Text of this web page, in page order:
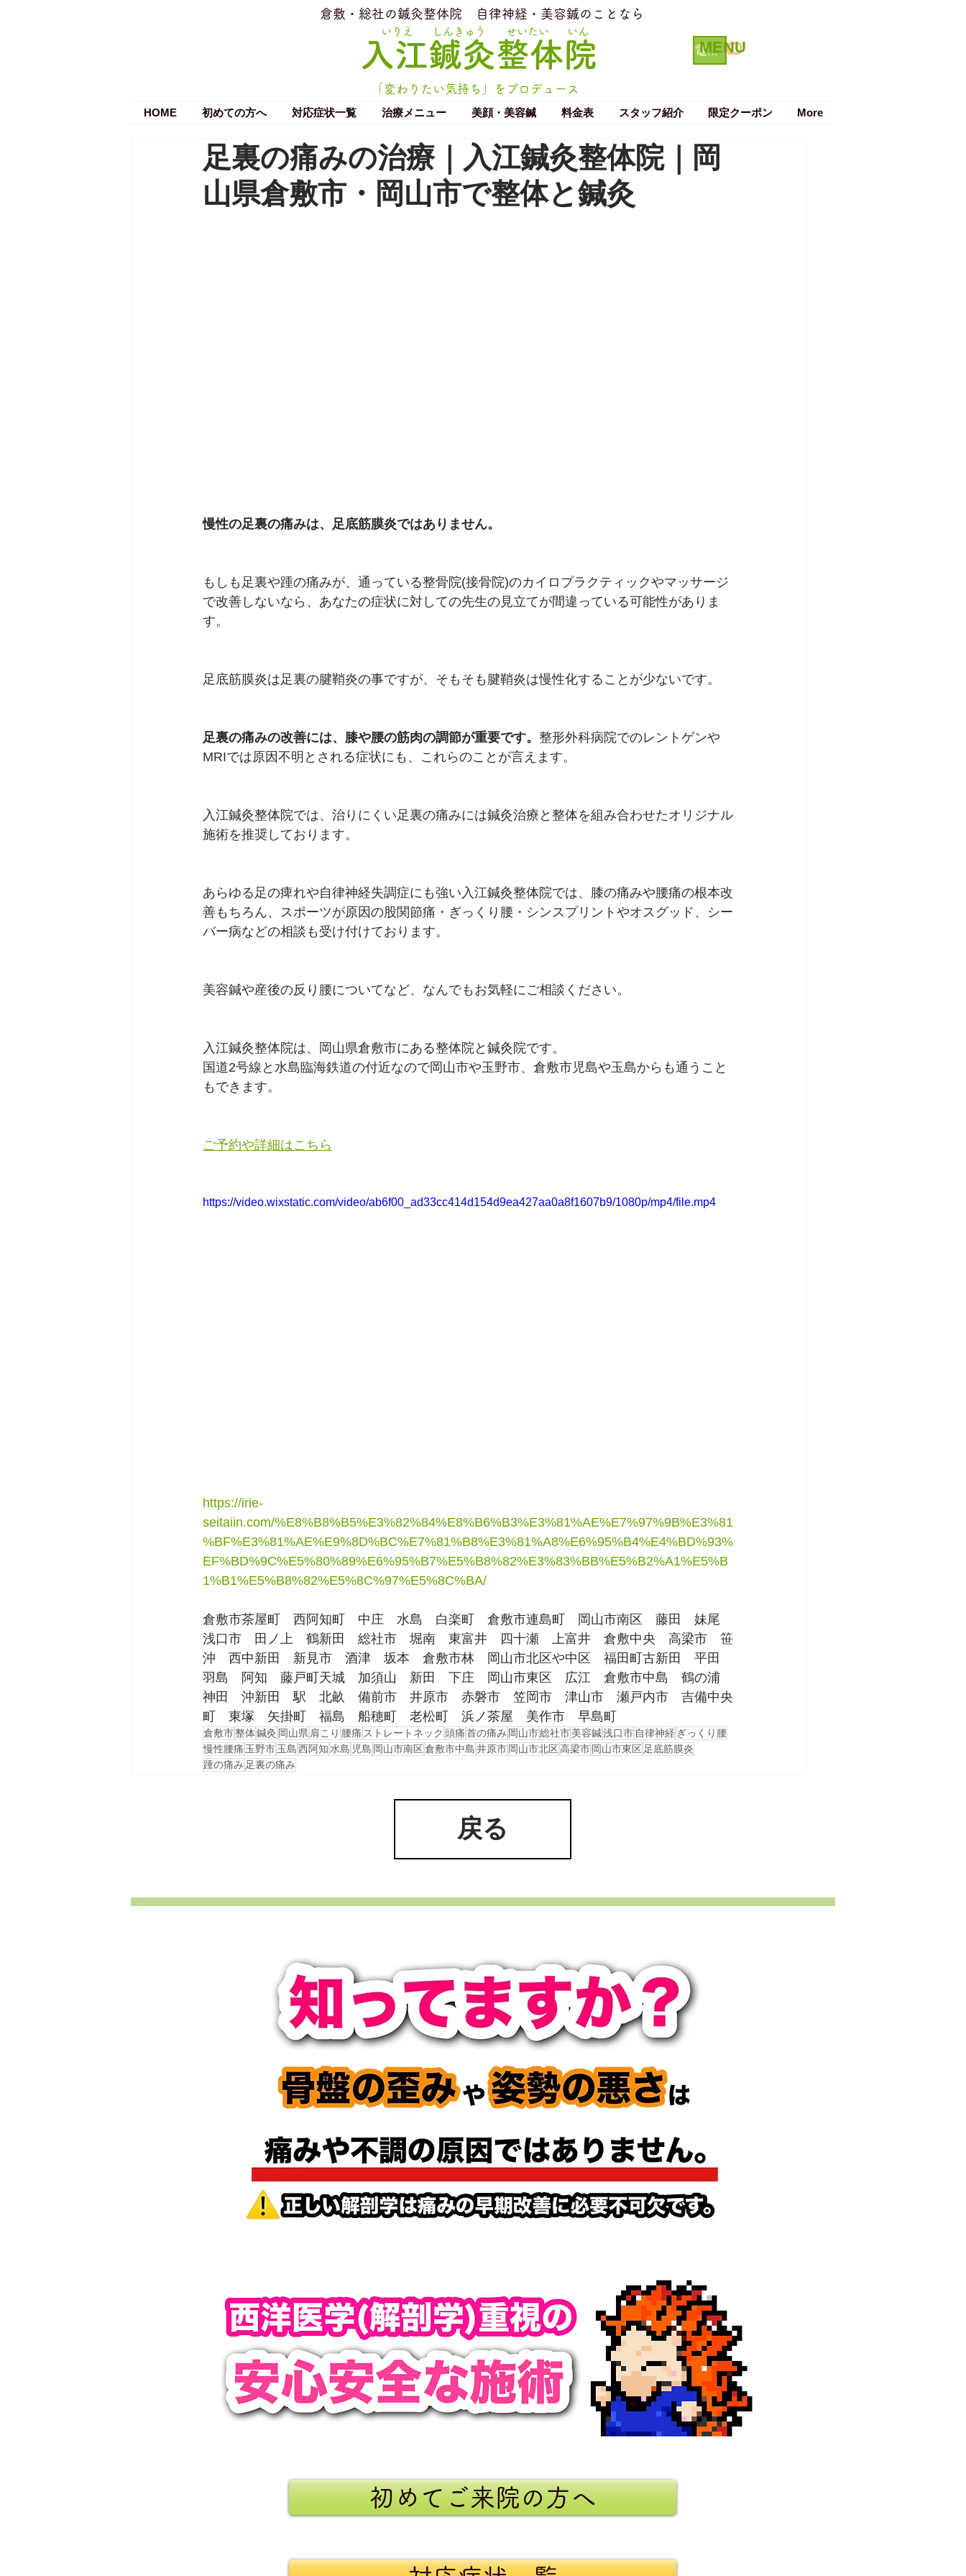
いりえ
​倉敷・総社の鍼灸整体院 ​自律神経・美容鍼のことなら
​入江鍼灸整体院
せいたい
しんきゅう いん
電話で予約する クーポン
MENU
「変わりたい気持ち」をプロデュース
HOME
初めての方へ 対応症状一覧 治療メニュー 美顔・美容鍼 料金表 スタッフ紹介 限定クーポン More
足裏の痛みの治療｜入江鍼灸整体院｜岡
山県倉敷市・岡山市で整体と鍼灸
慢性の足裏の痛みは、足底筋膜炎ではありません。
もしも足裏や踵の痛みが、通っている整骨院(接骨院)のカイロプラクティックやマッサージ
で改善しないなら、あなたの症状に対しての先生の見立てが間違っている可能性がありま
す。
足底筋膜炎は足裏の腱鞘炎の事ですが、そもそも腱鞘炎は慢性化することが少ないです。
足裏の痛みの改善には、膝や腰の筋肉の調節が重要です。 整形外科病院でのレントゲンや
MRIでは原因不明とされる症状にも、これらのことが言えます。
入江鍼灸整体院では、治りにくい足裏の痛みには鍼灸治療と整体を組み合わせたオリジナル
施術を推奨しております。
あらゆる足の痺れや自律神経失調症にも強い入江鍼灸整体院では、膝の痛みや腰痛の根本改
善もちろん、スポーツが原因の股関節痛・ぎっくり腰・シンスプリントやオスグッド、シー
バー病などの相談も受け付けております。
美容鍼や産後の反り腰についてなど、なんでもお気軽にご相談ください。
入江鍼灸整体院は、岡山県倉敷市にある整体院と鍼灸院です。
国道2号線と水島臨海鉄道の付近なので岡山市や玉野市、倉敷市児島や玉島からも通うこと
もできます。
ご予約や詳細はこちら
https://video.wixstatic.com/video/ab6f00_ad33cc414d154d9ea427aa0a8f1607b9/1080p/mp4/file.mp4
https://irie-
seitaiin.com/%E8%B8%B5%E3%82%84%E8%B6%B3%E3%81%AE%E7%97%9B%E3%81
%BF%E3%81%AE%E9%8D%BC%E7%81%B8%E3%81%A8%E6%95%B4%E4%BD%93%
EF%BD%9C%E5%80%89%E6%95%B7%E5%B8%82%E3%83%BB%E5%B2%A1%E5%B
1%B1%E5%B8%82%E5%8C%97%E5%8C%BA/
倉敷市茶屋町　西阿知町　中庄　水島　白楽町　倉敷市連島町　岡山市南区　藤田　妹尾
浅口市　田ノ上　鶴新田　総社市　堀南　東富井　四十瀬　上富井　倉敷中央　高梁市　笹
沖　西中新田　新見市　酒津　坂本　倉敷市林　岡山市北区や中区　福田町古新田　平田
羽島　阿知　藤戸町天城　加須山　新田　下庄　岡山市東区　広江　倉敷市中島　鶴の浦
神田　沖新田　駅　北畝　備前市　井原市　赤磐市　笠岡市　津山市　瀬戸内市　吉備中央
町　東塚　矢掛町　福島　船穂町　老松町　浜ノ茶屋　美作市　早島町
倉敷市整体鍼灸 岡山県 肩こり 腰痛 ストレートネック 頭痛首の痛み 岡山市総社市美容鍼浅口市 自律神経 ぎっくり腰
慢性腰痛 玉野市玉島西阿知 水島 児島 岡山市南区倉敷市中島井原市岡山市北区高梁市岡山市東区 足底筋膜炎
踵の痛み 足裏の痛み
戻る
初めてご来院の方へ